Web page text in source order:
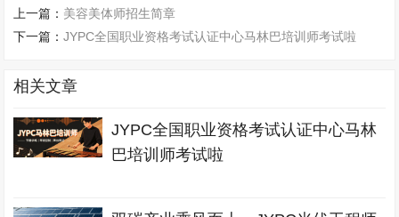
上一篇： 美容美体师招生简章
下一篇：JYPC全国职业资格考试认证中心马林巴培训师考试啦
相关文章
JYPC全国职业资格考试认证中心马林
巴培训师考试啦